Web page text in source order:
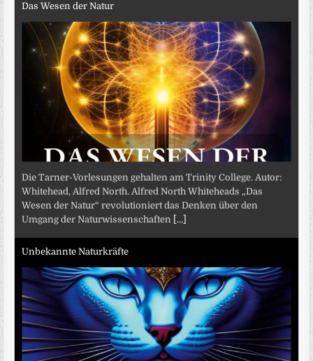
Das Wesen der Natur
Die Tarner-Vorlesungen gehalten am Trinity College. Autor:
Whitehead, Alfred North. Alfred North Whiteheads „Das
Wesen der Natur“ revolutioniert das Denken über den
Umgang der Naturwissenschaften [...]
Unbekannte Naturkräfte